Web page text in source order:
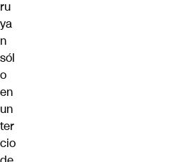
ru
ya
n
sól
o
en
un
ter
cio